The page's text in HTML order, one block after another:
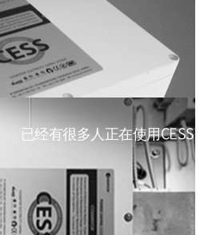
已经有很多人正在使用CESS。